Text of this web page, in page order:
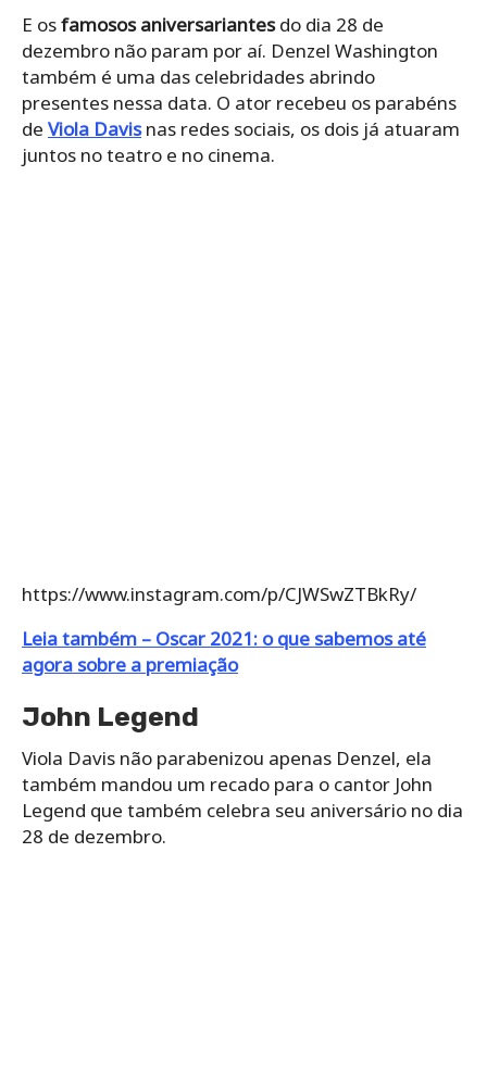
E osfamosos aniversariantesdo dia 28 de
dezembro não param por aí. Denzel Washington
também é uma das celebridades abrindo
presentes nessa data. O ator recebeu os parabéns
de Viola Davisnas redes sociais, os dois já atuaram
juntos no teatro e no cinema.
https://www.instagram.com/p/CJWSwZTBkRy/
Leia também – Oscar 2021: o que sabemos até
agora sobre a premiação
John Legend
Viola Davis não parabenizou apenas Denzel, ela
também mandou um recado para o cantor John
Legend que também celebra seu aniversário no dia
28 de dezembro.